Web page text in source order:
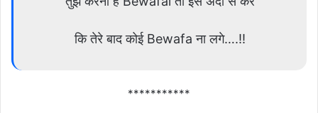
कि तेरे बाद कोई Bewafa ना लगे….!!
***********